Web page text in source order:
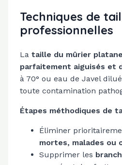
Techniques de
professionnelles
La taille du mûrier platane
parfaitement aiguisés et
à 70° ou eau de Javel
toute contamination
Étapes méthodiques de
Éliminer
mortes, malades ou
Supprimer les